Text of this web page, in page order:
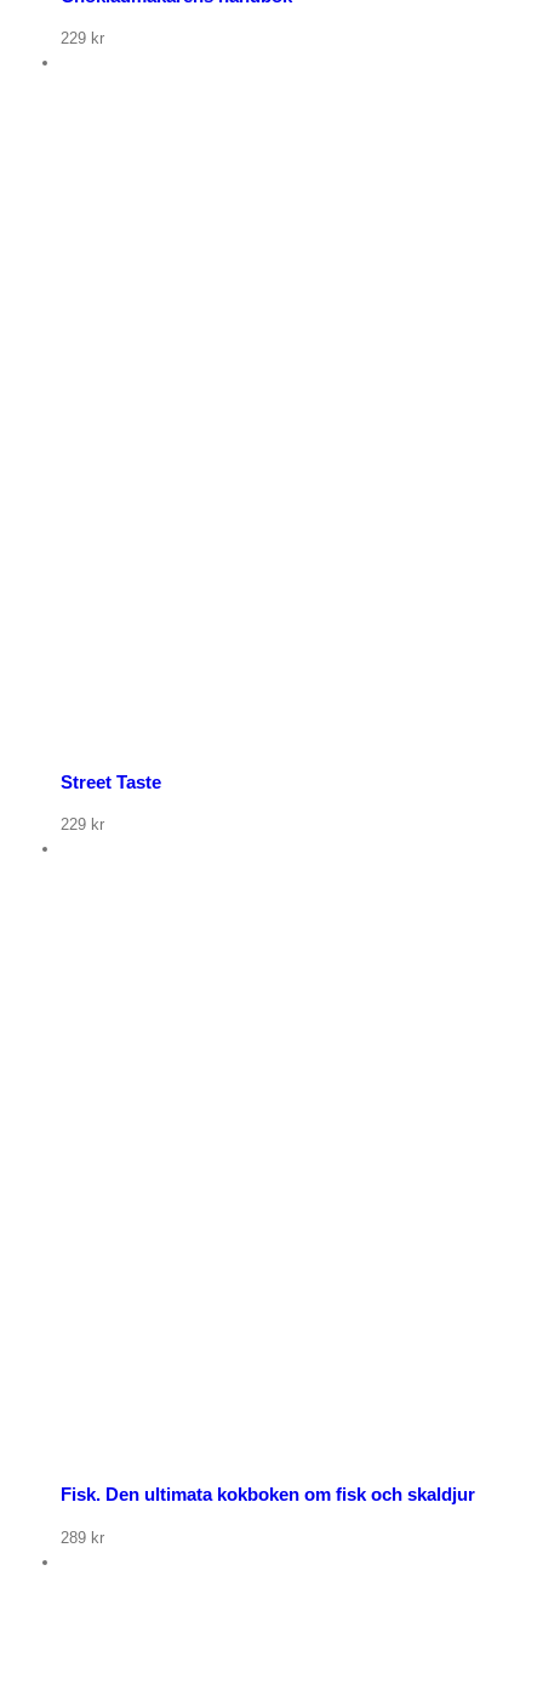
229 kr
Street Taste
229 kr
Fisk. Den ultimata kokboken om fisk och skaldjur
289 kr